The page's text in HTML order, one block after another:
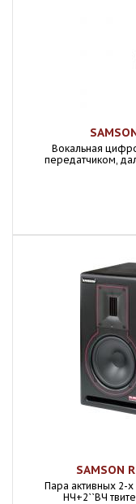
Вокальная
передатчиком,
SAMSON
Пара активных 2-
НЧ+2``ВЧ